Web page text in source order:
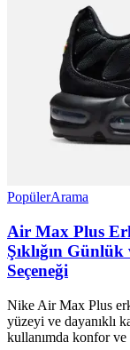
PopülerArama
Air Max Plus
Şıklığın
Seçeneği
Nike Air Max Plus
yüzeyi ve dayanıklı
kullanımda konfor ve